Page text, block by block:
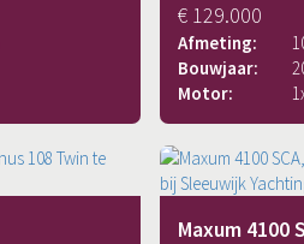
€ 129.000
Afmeting:
Bouwjaar:
Motor:
Maxum 4100